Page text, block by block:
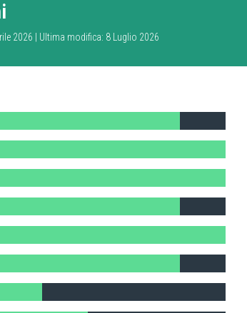
2026 | Ultima modifica: 8 Luglio 2026